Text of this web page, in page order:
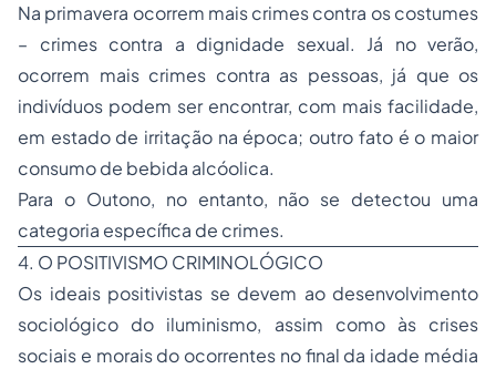
Na primavera ocorrem mais crimes contra os costumes
– crimes contra a dignidade sexual. Já no verão,
ocorrem mais crimes contra as pessoas, já que os
indivíduos podem ser encontrar, com mais facilidade,
em estado de irritação na época; outro fato é o maior
consumo de bebida alcóolica.
Para o Outono, no entanto, não se detectou uma
categoria específica de crimes.
4. O POSITIVISMO CRIMINOLÓGICO
Os ideais positivistas se devem ao desenvolvimento
sociológico do iluminismo, assim como às crises
sociais e morais do ocorrentes no final da idade média